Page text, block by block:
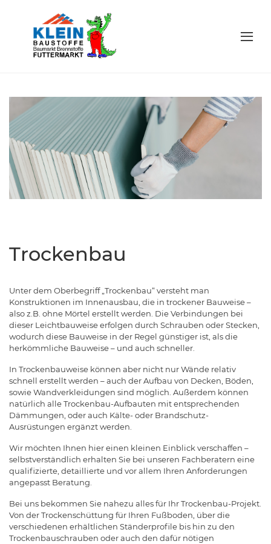
Trockenbau
Unter dem Oberbegriff „Trockenbau“ versteht man
Konstruktionen im Innenausbau, die in trockener Bauweise –
also z.B. ohne Mörtel erstellt werden. Die Verbindungen bei
dieser Leichtbauweise erfolgen durch Schrauben oder Stecken,
wodurch diese Bauweise in der Regel günstiger ist, als die
herkömmliche Bauweise – und auch schneller.
In Trockenbauweise können aber nicht nur Wände relativ
schnell erstellt werden – auch der Aufbau von Decken, Böden,
sowie Wandverkleidungen sind möglich. Außerdem können
natürlich alle Trockenbau-Aufbauten mit entsprechenden
Dämmungen, oder auch Kälte- oder Brandschutz-
Ausrüstungen ergänzt werden.
Wir möchten Ihnen hier einen kleinen Einblick verschaffen –
selbstverständlich erhalten Sie bei unseren Fachberatern eine
qualifizierte, detaillierte und vor allem Ihren Anforderungen
angepasst Beratung.
Bei uns bekommen Sie nahezu alles für Ihr Trockenbau-Projekt.
Von der Trockenschüttung für Ihren Fußboden, über die
verschiedenen erhältlichen Ständerprofile bis hin zu den
Trockenbauschrauben oder auch den dafür nötigen